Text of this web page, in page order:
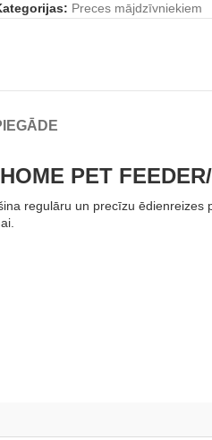
Preces mājdzīvniekiem
PET
regulāru un precīzu